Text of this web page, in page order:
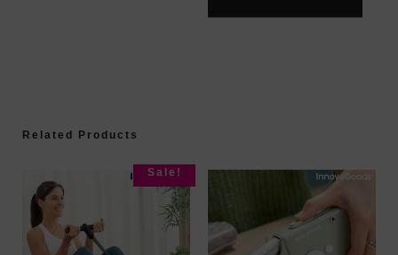
Related Products
Sale!